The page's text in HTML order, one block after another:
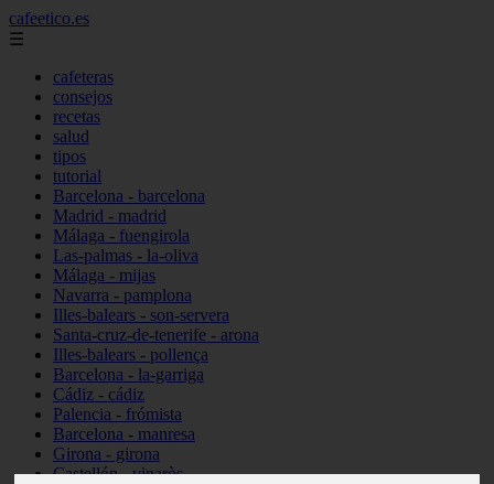
cafeetico.es
☰
cafeteras
consejos
recetas
salud
tipos
tutorial
Barcelona - barcelona
Madrid - madrid
Málaga - fuengirola
Las-palmas - la-oliva
Málaga - mijas
Navarra - pamplona
Illes-balears - son-servera
Santa-cruz-de-tenerife - arona
Illes-balears - pollença
Barcelona - la-garriga
Cádiz - cádiz
Palencia - frómista
Barcelona - manresa
Girona - girona
Castellón - vinaròs